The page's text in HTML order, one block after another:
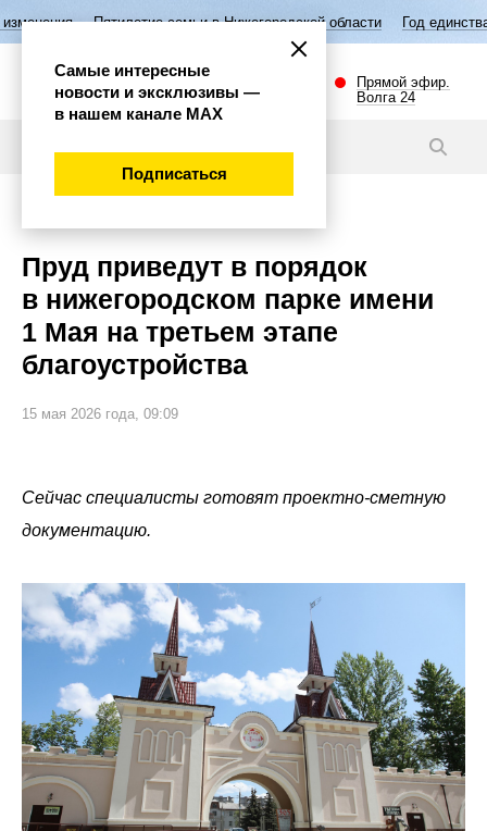
Пятилетие семьи в Нижегородской области Год единства народов
Прямой эфир.
Волга 24
Пруд приведут в порядок
в нижегородском парке имени
1 Мая на третьем этапе
благоустройства
15 мая 2026 года, 09:09
Сейчас специалисты готовят проектно-сметную
документацию.
Самые интересные
новости и эксклюзивы —
в нашем канале МАХ
Подписаться